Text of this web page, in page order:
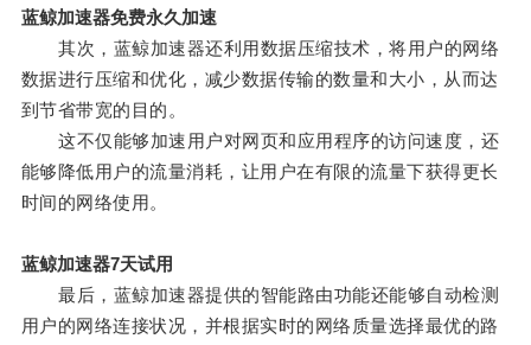
蓝鲸加速器免费永久加速
其次，蓝鲸加速器还利用数据压缩技术，将用户的网络
数据进行压缩和优化，减少数据传输的数量和大小，从而达
到节省带宽的目的。
这不仅能够加速用户对网页和应用程序的访问速度，还
能够降低用户的流量消耗，让用户在有限的流量下获得更长
时间的网络使用。
蓝鲸加速器7天试用
最后，蓝鲸加速器提供的智能路由功能还能够自动检测
用户的网络连接状况，并根据实时的网络质量选择最优的路